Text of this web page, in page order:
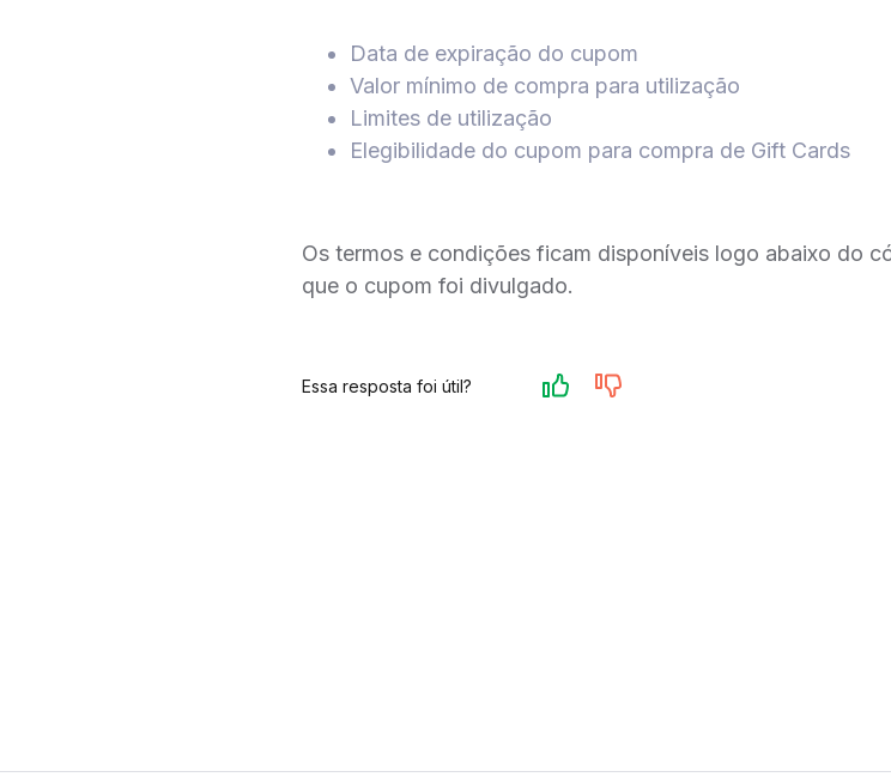
Data de expiração do cupom
Valor mínimo de compra para utilização
Limites de utilização
Elegibilidade do cupom para compra de Gift Cards
Os termos e condições ficam disponíveis logo abaixo do
que o cupom foi divulgado.
Essa resposta foi útil?